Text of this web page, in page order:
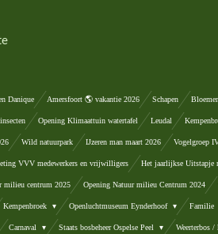
Danique Amersfoort 🌎 vakantie 2026 Schapen
Opening Klimaattuin watertafel Leudal
Wild natuurpark IJzeren man maart 2026 Vogelgroep
VVV medewerkers en vrijwilligers Het jaarlijkse Uitstapje
milieu centrum 2025 Opening Natuur milieu Centrum 2024
Kempenbroek Openluchtmuseum Eynderhoof Familie
Carnaval Staats bosbeheer Ospelse Peel Weerterbos /